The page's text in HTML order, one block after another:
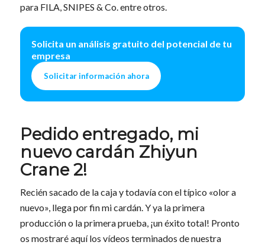
para FILA, SNIPES & Co. entre otros.
Solicita un análisis gratuito del potencial de tu
empresa
Solicitar información ahora
Pedido entregado, mi
nuevo cardán Zhiyun
Crane 2!
Recién sacado de la caja y todavía con el típico «olor a
nuevo», llega por fin mi cardán. Y ya la primera
producción o la primera prueba, ¡un éxito total! Pronto
os mostraré aquí los vídeos terminados de nuestra